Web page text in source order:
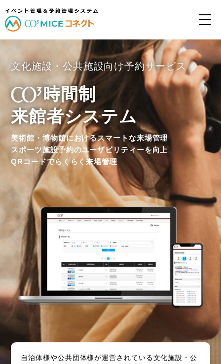
文化施設・公共施設向け予約サービス
時間制
来館者システム
美術館・博物館におけるスマートな来場管理
スポーツ施設予約のユーザビリティーを向上
QRコードでらくらく来場管理
自治体様や公共団体様が運営されている文化施設・公